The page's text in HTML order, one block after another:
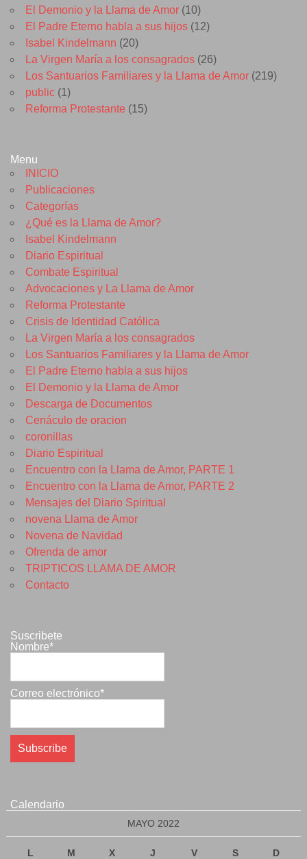
El Demonio y la Llama de Amor (10)
El Padre Eterno habla a sus hijos (12)
Isabel Kindelmann (20)
La Virgen María a los consagrados (26)
Los Santuarios Familiares y la Llama de Amor (219)
public (1)
Reforma Protestante (15)
Menu
INICIO
Publicaciones
Categorías
¿Qué es la Llama de Amor?
Isabel Kindelmann
Diario Espiritual
Combate Espiritual
Advocaciones y La Llama de Amor
Reforma Protestante
Crisis de Identidad Católica
La Virgen María a los consagrados
Los Santuarios Familiares y la Llama de Amor
El Padre Eterno habla a sus hijos
El Demonio y la Llama de Amor
Descarga de Documentos
Cenáculo de oracion
coronillas
Diario Espiritual
Encuentro con la Llama de Amor, PARTE 1
Encuentro con la Llama de Amor, PARTE 2
Mensajes del Diario Spiritual
novena Llama de Amor
Novena de Navidad
Ofrenda de amor
TRIPTICOS LLAMA DE AMOR
Contacto
Suscribete
Nombre*
Correo electrónico*
Calendario
MAYO 2022
L M X J V S D